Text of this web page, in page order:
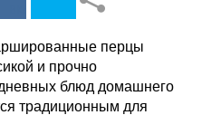
перцы
и прочно
блюд домашнего
традиционным для